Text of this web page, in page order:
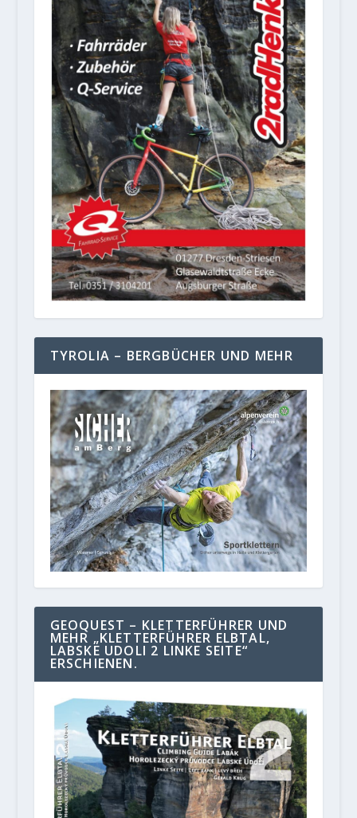
TYROLIA – BERGBÜCHER UND MEHR
GEOQUEST – KLETTERFÜHRER UND
MEHR „KLETTERFÜHRER ELBTAL,
LABSKE UDOLI 2 LINKE SEITE“
ERSCHIENEN.